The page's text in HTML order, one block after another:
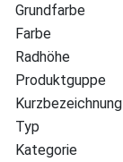
Grundfarbe
Farbe
Radhöhe
Produktguppe
Kurzbezeichnung
Typ
Kategorie